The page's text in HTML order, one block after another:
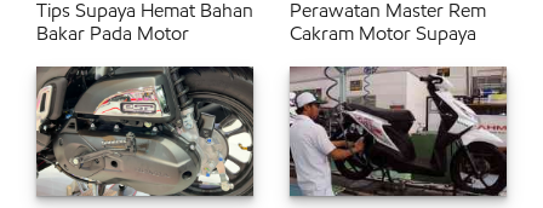
Tips Supaya Hemat Bahan
Bakar Pada Motor
Perawatan Master Rem
Cakram Motor Supaya